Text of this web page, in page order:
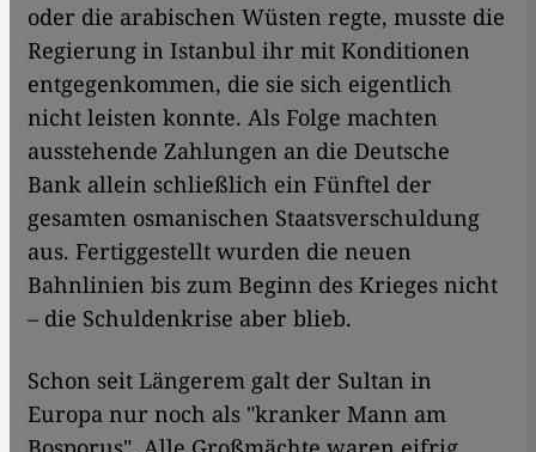
oder die arabischen Wüsten regte, musste die
Regierung in Istanbul ihr mit Konditionen
entgegenkommen, die sie sich eigentlich
nicht leisten konnte. Als Folge machten
ausstehende Zahlungen an die Deutsche
Bank allein schließlich ein Fünftel der
gesamten osmanischen Staatsverschuldung
aus. Fertiggestellt wurden die neuen
Bahnlinien bis zum Beginn des Krieges nicht
– die Schuldenkrise aber blieb.
Schon seit Längerem galt der Sultan in
Europa nur noch als "kranker Mann am